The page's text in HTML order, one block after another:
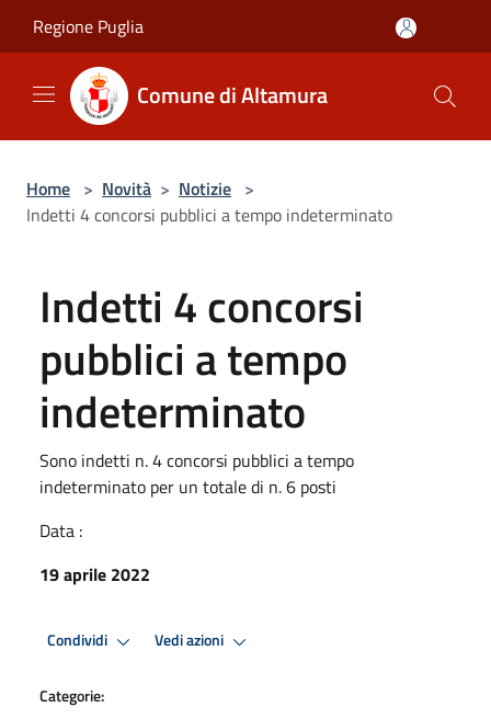
Regione Puglia
Comune di Altamura
Home > Novità > Notizie >
Indetti 4 concorsi pubblici a tempo indeterminato
Indetti 4 concorsi
pubblici a tempo
indeterminato
Sono indetti n. 4 concorsi pubblici a tempo
indeterminato per un totale di n. 6 posti
Data :
19 aprile 2022
Condividi Vedi azioni
Categorie: